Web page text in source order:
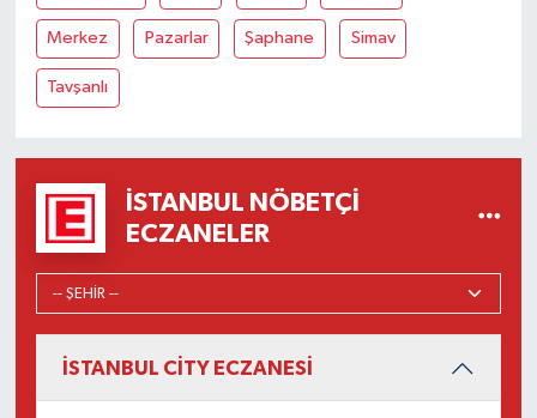
Merkez Pazarlar Şaphane Simav
Tavşanlı
İSTANBUL NÖBETÇI
ECZANELER
İSTANBUL CİTY ECZANESİ